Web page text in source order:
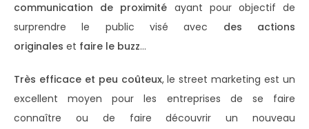
communication de proximité ayant pour objectif de
surprendre le public visé avec des actions
originales et faire le buzz…
Très efficace et peu coûteux, le street marketing est un
excellent moyen pour les entreprises de se faire
connaître ou de faire découvrir un nouveau